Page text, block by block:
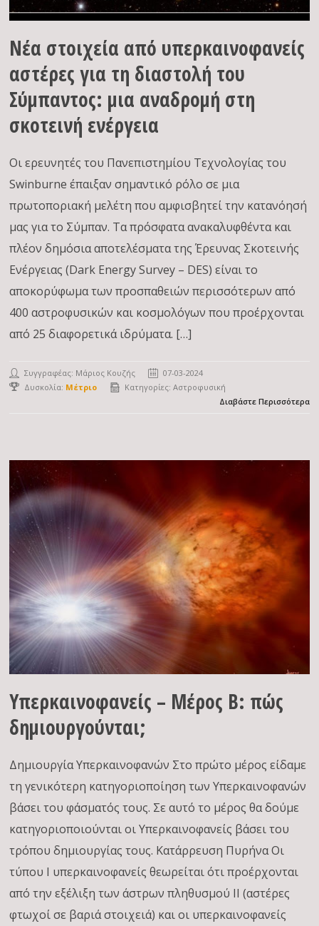
Νέα στοιχεία από υπερκαινοφανείς
αστέρες για τη διαστολή του
Σύμπαντος: μια αναδρομή στη
σκοτεινή ενέργεια
Οι ερευνητές του Πανεπιστημίου Τεχνολογίας του
Swinburne έπαιξαν σημαντικό ρόλο σε μια
πρωτοποριακή μελέτη που αμφισβητεί την κατανόησή
μας για το Σύμπαν. Τα πρόσφατα ανακαλυφθέντα και
πλέον δημόσια αποτελέσματα της Έρευνας Σκοτεινής
Ενέργειας (Dark Energy Survey – DES) είναι το
αποκορύφωμα των προσπαθειών περισσότερων από
400 αστροφυσικών και κοσμολόγων που προέρχονται
από 25 διαφορετικά ιδρύματα. […]
Συγγραφέας: Μάριος Κουζής
07-03-2024
Δυσκολία: Μέτριο Κατηγορίες:Αστροφυσική
Διαβάστε Περισσότερα
Υπερκαινοφανείς – Μέρος Β: πώς
δημιουργούνται;
Δημιουργία Υπερκαινοφανών Στο πρώτο μέρος είδαμε
τη γενικότερη κατηγοριοποίηση των Υπερκαινοφανών
βάσει του φάσματός τους. Σε αυτό το μέρος θα δούμε
κατηγοριοποιούνται οι Υπερκαινοφανείς βάσει του
τρόπου δημιουργίας τους. Κατάρρευση Πυρήνα Οι
τύπου Ι υπερκαινοφανείς θεωρείται ότι προέρχονται
από την εξέλιξη των άστρων πληθυσμού ΙΙ (αστέρες
φτωχοί σε βαριά στοιχειά) και οι υπερκαινοφανείς